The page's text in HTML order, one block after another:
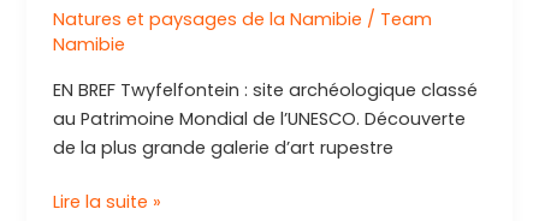
Natures et paysages de la Namibie / Team
Namibie
EN BREF Twyfelfontein : site archéologique classé
au Patrimoine Mondial de l’UNESCO. Découverte
de la plus grande galerie d’art rupestre
Explorer
Lire la suite »